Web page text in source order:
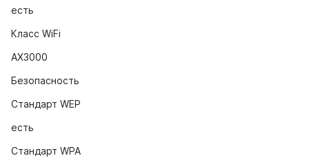
есть
Класс WiFi
AX3000
Безопасность
Стандарт WEP
есть
Стандарт WPA